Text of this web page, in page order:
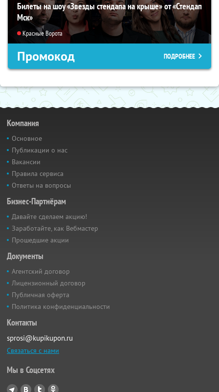
Билеты на шоу «Звезды стендапа на крыше» от «Стендап
Мск»
Красные Ворота
Промокод ПОДРОБНЕЕ
Компания
Основное
Публикации о нас
Вакансии
Правила сервиса
Ответы на вопросы
Бизнес-Партнёрам
Давайте сделаем акцию!
Заработайте, как Вебмастер
Прошедшие акции
Документы
Агентский договор
Лицензионный договор
Публичная оферта
Политика конфиденциальности
Контакты
sprosi@kupikupon.ru
Связаться с нами
Мы в Соцсетях